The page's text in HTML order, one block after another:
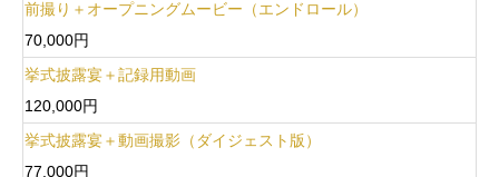
前撮り＋オープニングムービー（エンドロール）
70,000円
挙式披露宴＋記録用動画
120,000円
挙式披露宴＋動画撮影（ダイジェスト版）
77,000円